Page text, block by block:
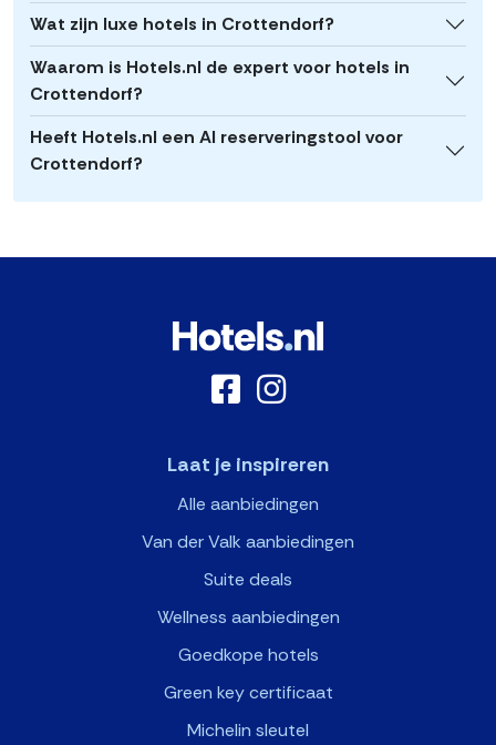
Wat zijn luxe hotels in Crottendorf?
Waarom is Hotels.nl de expert voor hotels in
Crottendorf?
Heeft Hotels.nl een AI reserveringstool voor
Crottendorf?
Laat je inspireren
Alle aanbiedingen
Van der Valk aanbiedingen
Suite deals
Wellness aanbiedingen
Goedkope hotels
Green key certificaat
Michelin sleutel